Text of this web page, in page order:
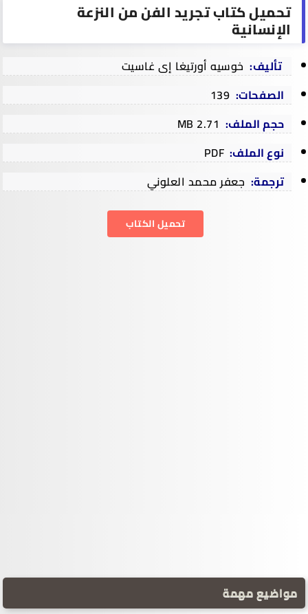
تحميل كتاب تجريد الفن من النزعة
الإنسانية
تأليف: خوسيه أورتيغا إى غاسيت
الصفحات:
حجم الملف:
نوع الملف: PDF
ترجمة: جعفر محمد العلوني
تحميل الكتاب
مواضيع مهمة